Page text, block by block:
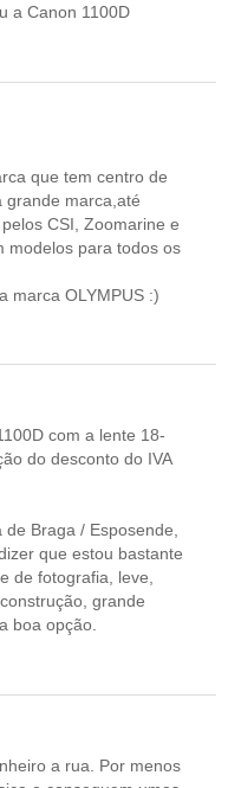
a Canon 1100D
que tem centro de
grande marca,até
CSI, Zoomarine e
modelos para todos os
marca OLYMPUS :)
com a lente 18-
do desconto do IVA
Braga / Esposende,
que estou bastante
de fotografia, leve,
grande
boa opção.
a rua. Por menos